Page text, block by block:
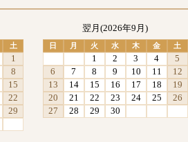
土
1
8
15
22
29
翌月(2026年9月)
日 月 火 水 木 金 土
1 2 3 4
5
6
7 8 9 10 11
12
13
14 15 16 17 18
19
20
21 22 23 24 25
26
27
28 29 30